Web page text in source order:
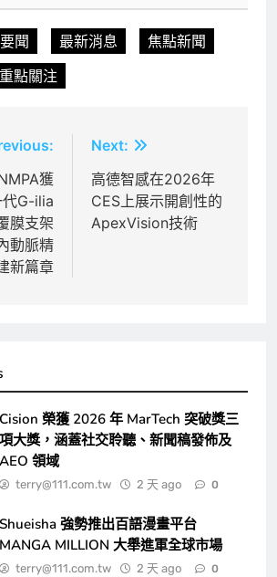
聞 最新消息
焦點新聞
重點關注
獲
G-ilia
膜支架
動脈精
新篇章
Next:
高德智感在2026年
CES上展示開創性的
ApexVision技術
Cision 榮獲 2026 年 MarTech 突破獎三
項大獎，涵蓋社交聆聽、新聞稿發佈及
AEO 領域
terry@111.com.tw 2 天 ago 0
Shueisha 強勢推出百語漫畫平台
MANGA MILLION 大舉進軍全球市場
terry@111.com.tw 2 天 ago 0